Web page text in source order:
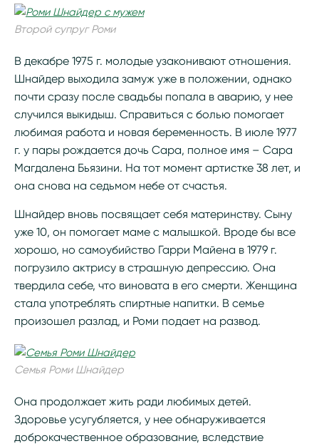
Второй супруг Роми
В декабре 1975 г. молодые узаконивают отношения.
Шнайдер выходила замуж уже в положении, однако
почти сразу после свадьбы попала в аварию, у нее
случился выкидыш. Справиться с болью помогает
любимая работа и новая беременность. В июле 1977
г. у пары рождается дочь Сара, полное имя – Сара
Магдалена Бьязини. На тот момент артистке 38 лет, и
она снова на седьмом небе от счастья.
Шнайдер вновь посвящает себя материнству. Сыну
уже 10, он помогает маме с малышкой. Вроде бы все
хорошо, но самоубийство Гарри Майена в 1979 г.
погрузило актрису в страшную депрессию. Она
твердила себе, что виновата в его смерти. Женщина
стала употреблять спиртные напитки. В семье
произошел разлад, и Роми подает на развод.
Семья Роми Шнайдер
Она продолжает жить ради любимых детей.
Здоровье усугубляется, у нее обнаруживается
доброкачественное образование, вследствие